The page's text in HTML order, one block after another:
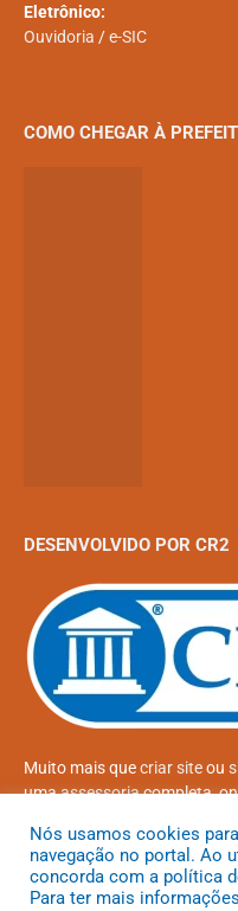
Eletrônico:
Ouvidoria /e-SIC
COMO CHEGAR À
DESENVOLVIDO POR CR2
Muito mais quecriar siteou
umaassessoriacompleta,
atendidas.
Conheça oPNTPe oRadar
Nós usamos cookies
navegação no portal. Ao
concorda com a política
Para ter mais